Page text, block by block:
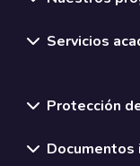
Servicios
Protección